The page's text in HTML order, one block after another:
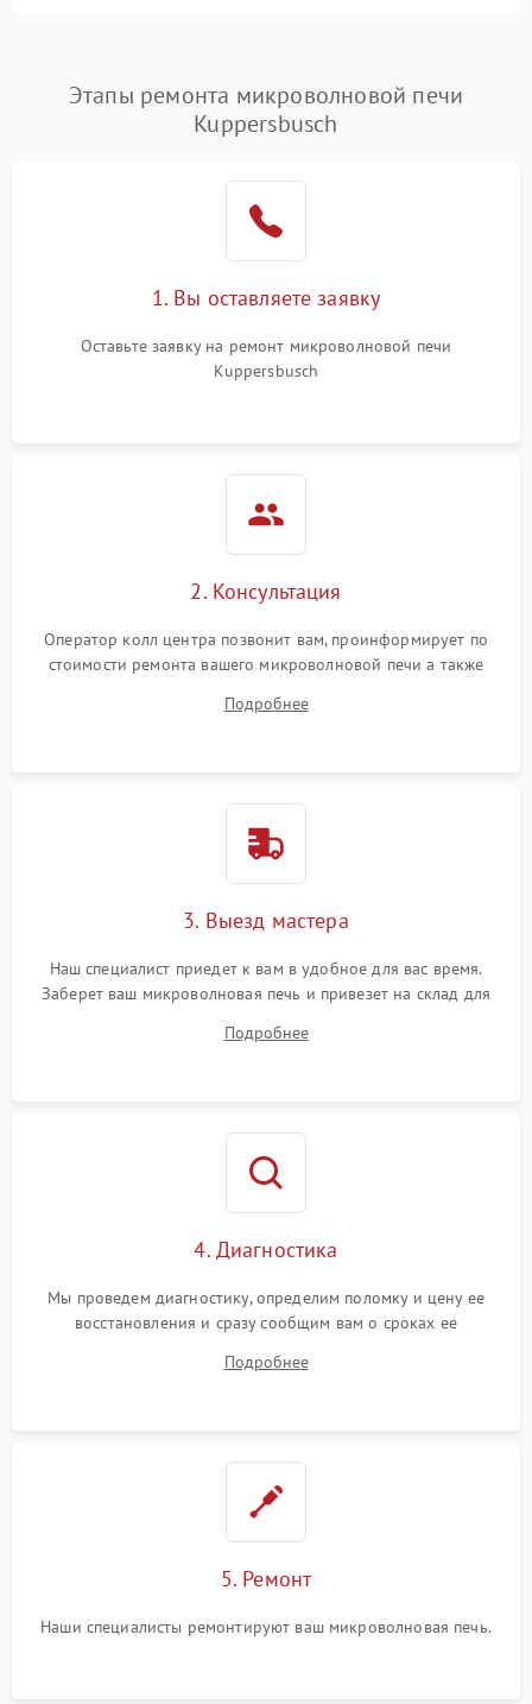
Появление запаха гари Подробнее →
2400 ₽ Подробнее →
2000 ₽
Этапы ремонта микроволновой печи
Kuppersbusch
1. Вы оставляете заявку
Оставьте заявку на ремонт микроволновой печи
Kuppersbusch
2. Консультация
Оператор колл центра позвонит вам, проинформирует по
стоимости ремонта вашего микроволновой печи а также
Подробнее
3. Выезд мастера
Наш специалист приедет к вам в удобное для вас время.
Заберет ваш микроволновая печь и привезет на склад для
Подробнее
4. Диагностика
Мы проведем диагностику, определим поломку и цену ее
восстановления и сразу сообщим вам о сроках ее
Подробнее
5. Ремонт
Наши специалисты ремонтируют ваш микроволновая печь.